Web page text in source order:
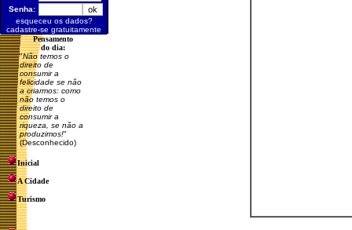
Senha:
esqueceu os dados?
cadastre-se gratuitamente
Pensamento
do dia:
"Não temos o
direito de
consumir a
felicidade se não
a criarmos: como
não temos o
direito de
consumir a
riqueza, se não a
produzimos!"
(Desconhecido)
Inicial
A Cidade
Turismo